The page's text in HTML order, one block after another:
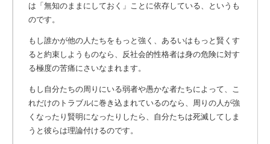
は「無知のままにしておく」ことに依存している、というも
のです。
もし誰かが他の人たちをもっと強く、あるいはもっと賢くす
ると約束しようものなら、反社会的性格者は身の危険に対す
る極度の苦痛にさいなまれます。
もし自分たちの周りにいる弱者や愚かな者たちによって、こ
れだけのトラブルに巻き込まれているのなら、周りの人が強
くなったり賢明になったりしたら、自分たちは死滅してしま
うと彼らは理論付けるのです。